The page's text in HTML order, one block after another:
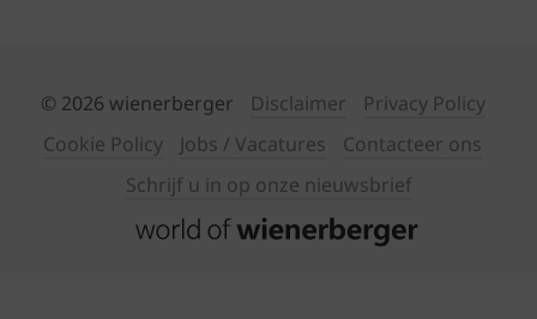
© 2026 wienerberger Disclaimer
Privacy Policy
Cookie Policy
Jobs / Vacatures
Contacteer ons
Schrijf u in op onze nieuwsbrief